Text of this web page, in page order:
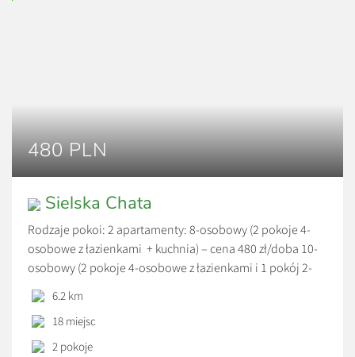
480 PLN
Sielska Chata
Rodzaje pokoi: 2 apartamenty: 8-osobowy (2 pokoje 4-
osobowe z łazienkami + kuchnia) – cena 480 zł/doba 10-
osobowy (2 pokoje 4-osobowe z łazienkami i 1 pokój 2-
osobowy z łazienką + kuchnia) – cena 520 zł/doba
Udogodnienia : parking, wyposażona kuchnia z jadalnią (
naczynia sztućce, czajnik elektryczny, płyta indukcyjna,
mikrofalówka, lodówka, zmywarka), ogród, grill i […]
6.2 km
18 miejsc
2 pokoje